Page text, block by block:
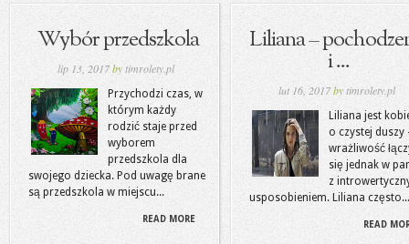
Wybór przedszkola
lip 13, 2017bytimrolety.pl
Przychodzi czas, w
którym każdy
rodzić staje przed
wyborem
przedszkola dla
swojego dziecka. Pod uwagę brane
są przedszkola w miejscu...
READ MORE
Liliana –
i ...
lut 16, 2017bytimrolety.pl
Liliana jest
o czystej duszy
wrażliwość
się jednak w
z
usposobieniem. Liliana często...
READ